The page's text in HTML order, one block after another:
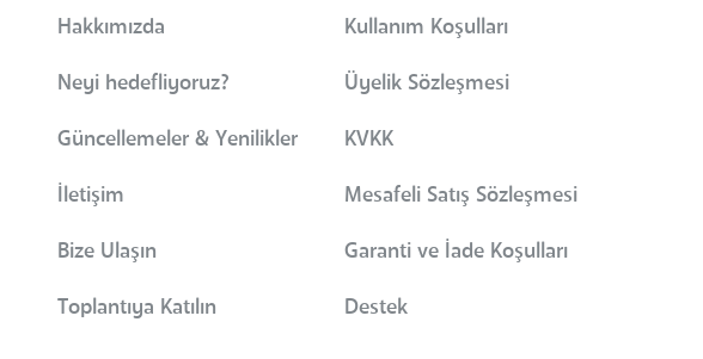
Hakkımızda
Neyi hedefliyoruz?
Güncellemeler & Yenilikler
İletişim
Bize Ulaşın
Toplantıya Katılın
Kullanım Koşulları
Üyelik Sözleşmesi
KVKK
Mesafeli Satış Sözleşmesi
Garanti ve İade Koşulları
Destek